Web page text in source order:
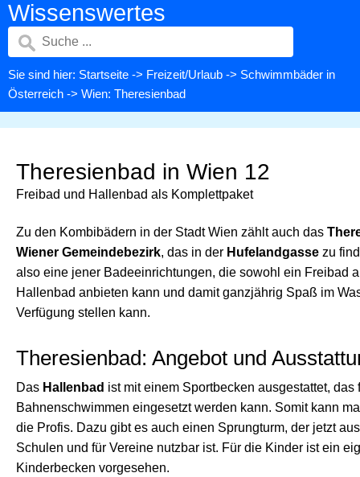
Wissenswertes
Sie sind hier: Startseite -> Freizeit/Urlaub -> Schwimmbäder in
Österreich -> Wien: Theresienbad
Theresienbad in Wien 12
Freibad und Hallenbad als Komplettpaket
Zu den Kombibädern in der Stadt Wien zählt auch das
Wiener Gemeindebezirk, das in der Hufelandgasse zu
also eine jener Badeeinrichtungen, die sowohl ein Freibad
Hallenbad anbieten kann und damit ganzjährig Spaß im
Verfügung stellen kann.
Theresienbad: Angebot und
Das Hallenbad ist mit einem Sportbecken ausgestattet, das
Bahnenschwimmen eingesetzt werden kann. Somit kann
die Profis. Dazu gibt es auch einen Sprungturm, der jetzt
Schulen und für Vereine nutzbar ist. Für die Kinder ist ein
Kinderbecken vorgesehen.